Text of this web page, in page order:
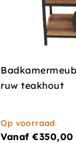
ruw teakhout
Op voorraad
Vanaf€350,00